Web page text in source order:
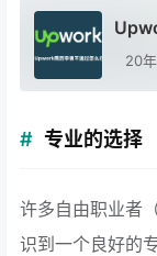
20
专业的选择
许多自由职业者
识到一个良好的